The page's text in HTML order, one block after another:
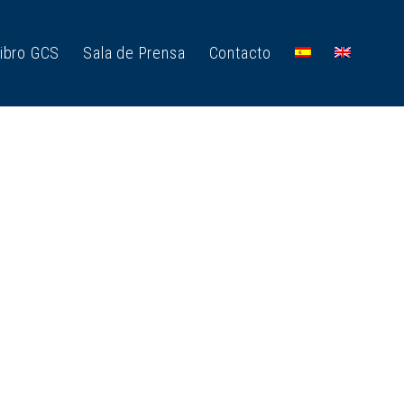
GCS Sala de Prensa Contacto